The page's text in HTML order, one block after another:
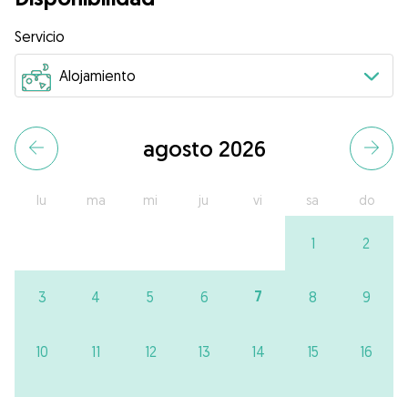
Servicio
agosto 2026
lu ma mi ju vi sa do
1 2
3 4 5 6 7 8 9
10 11 12 13 14 15 16